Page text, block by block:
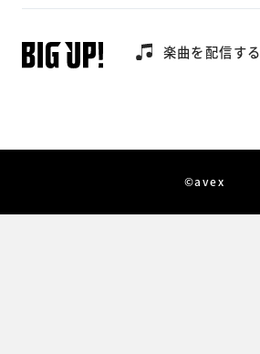
楽曲を配信する
©avex